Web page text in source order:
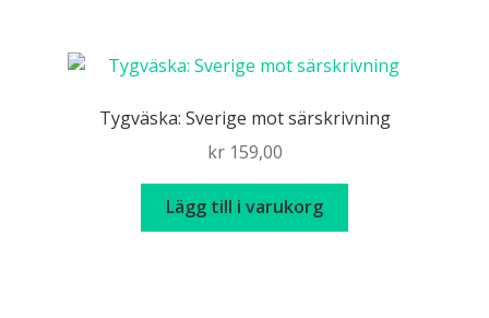
Tygväska: Sverige mot särskrivning
kr159,00
Lägg till i varukorg